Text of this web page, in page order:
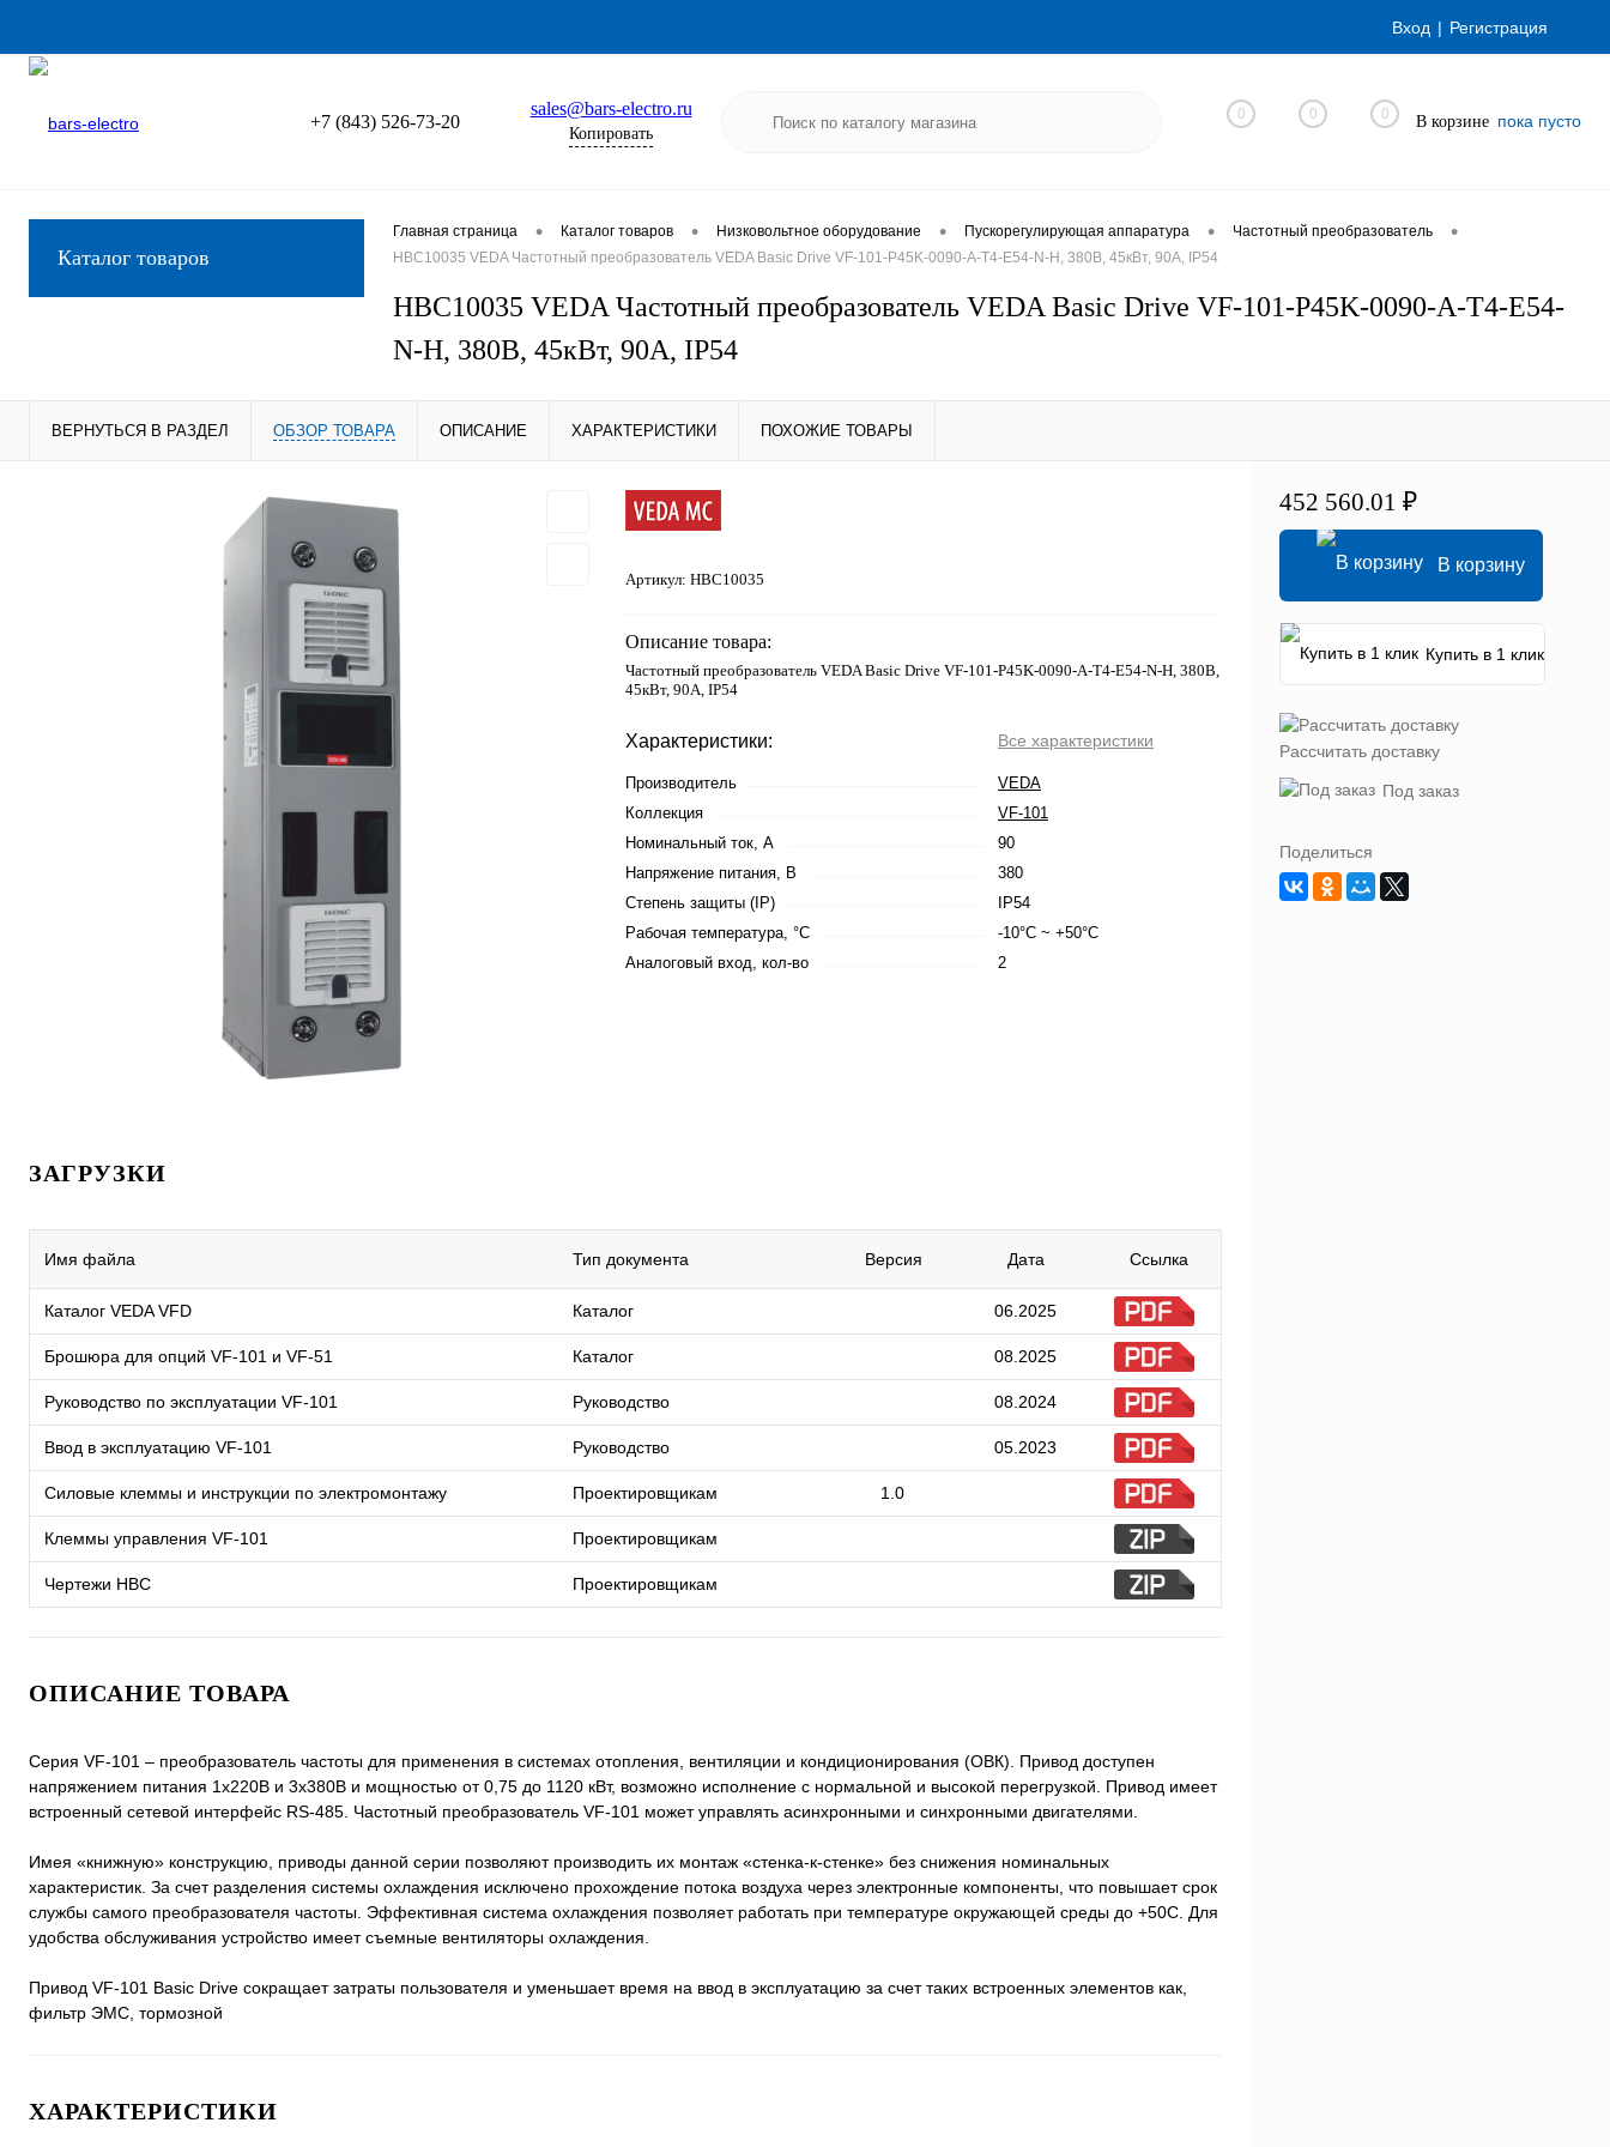
Вход Регистрация
+7 (843) 526-73-20
sales@bars-electro.ru
Копировать
0 0 0 В корзине пока пусто
Каталог товаров
Главная страница • Каталог товаров • Низковольтное оборудование • Пускорегулирующая аппаратура • Частотный преобразователь •
HBC10035 VEDA Частотный преобразователь VEDA Basic Drive VF-101-P45K-0090-A-T4-E54-N-H, 380В, 45кВт, 90А, IP54
HBC10035 VEDA Частотный преобразователь VEDA Basic Drive VF-101-P45K-0090-A-T4-E54-
N-H, 380В, 45кВт, 90А, IP54
ВЕРНУТЬСЯ В РАЗДЕЛ ОБЗОР ТОВАРА ОПИСАНИЕ ХАРАКТЕРИСТИКИ ПОХОЖИЕ ТОВАРЫ
Артикул: HBC10035
Описание товара:
Частотный преобразователь VEDA Basic Drive VF-101-P45K-0090-A-T4-E54-N-H, 380В,
45кВт, 90А, IP54
Характеристики: Все характеристики
Производитель
VEDA
Коллекция
VF-101
Номинальный ток, А
90
Напряжение питания, В
380
Степень защиты (IP)
IP54
Рабочая температура, °С
-10°C ~ +50°C
Аналоговый вход, кол-во
2
ЗАГРУЗКИ
Имя файла Тип документа Версия Дата Ссылка
Каталог VEDA VFD Каталог 06.2025
Брошюра для опций VF-101 и VF-51 Каталог 08.2025
Руководство по эксплуатации VF-101 Руководство 08.2024
Ввод в эксплуатацию VF-101 Руководство 05.2023
Силовые клеммы и инструкции по электромонтажу Проектировщикам 1.0
Клеммы управления VF-101 Проектировщикам
Чертежи HBC Проектировщикам
ОПИСАНИЕ ТОВАРА
Серия VF-101 – преобразователь частоты для применения в системах отопления, вентиляции и кондиционирования (ОВК). Привод доступен
напряжением питания 1х220В и 3х380В и мощностью от 0,75 до 1120 кВт, возможно исполнение с нормальной и высокой перегрузкой. Привод имеет
встроенный сетевой интерфейс RS-485. Частотный преобразователь VF-101 может управлять асинхронными и синхронными двигателями.
Имея «книжную» конструкцию, приводы данной серии позволяют производить их монтаж «стенка-к-стенке» без снижения номинальных
характеристик. За счет разделения системы охлаждения исключено прохождение потока воздуха через электронные компоненты, что повышает срок
службы самого преобразователя частоты. Эффективная система охлаждения позволяет работать при температуре окружающей среды до +50С. Для
удобства обслуживания устройство имеет съемные вентиляторы охлаждения.
Привод VF-101 Basic Drive сокращает затраты пользователя и уменьшает время на ввод в эксплуатацию за счет таких встроенных элементов как,
фильтр ЭМС, тормозной
ХАРАКТЕРИСТИКИ
452 560.01 ₽
В корзину
Купить в 1 клик
Рассчитать доставку
Под заказ
Поделиться